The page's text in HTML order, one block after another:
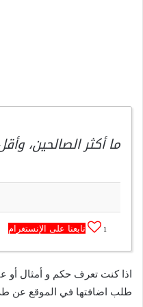
ما أكثر الصالحين،
1 تابعنا على الإنستغرام
اذا كنت تعرف حكم و أمثال أو
طلب اضافتها في الموقع عن